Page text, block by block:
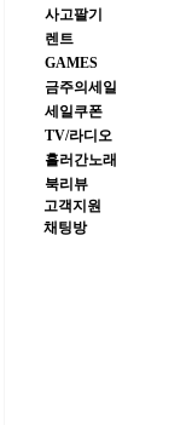
사고팔기
렌트
GAMES
금주의세일
세일쿠폰
TV/라디오
흘러간노래
북리뷰
고객지원
채팅방